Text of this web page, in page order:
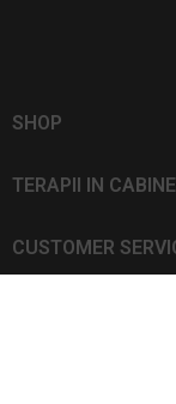
SHOP
TERAPII IN
CUSTOMER